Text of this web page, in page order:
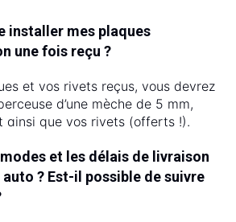
installer mes plaques
une fois reçu ?
et vos rivets reçus, vous devrez
d’une mèche de 5 mm,
ainsi que vos rivets (offerts !).
et les délais de livraison
? Est-il possible de suivre